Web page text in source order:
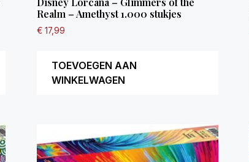
Realm – Amethyst 1.000 stukjes
€17,99
TOEVOEGEN AAN
WINKELWAGEN